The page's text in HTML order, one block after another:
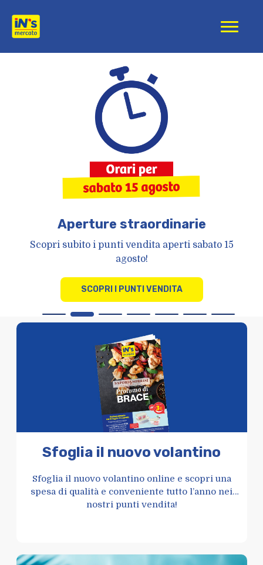
iN's Mercato
Aperture straordinarie
Scopri subito i punti vendita aperti sabato 15
agosto!
SCOPRI I PUNTI VENDITA
Sfoglia il nuovo volantino
Sfoglia il nuovo volantino online e scopri una
spesa di qualità e conveniente tutto l’anno nei
nostri punti vendita!